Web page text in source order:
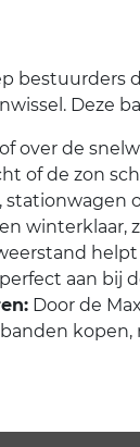
bestuurders
Deze
over de
of de zon
aan bij
Door de